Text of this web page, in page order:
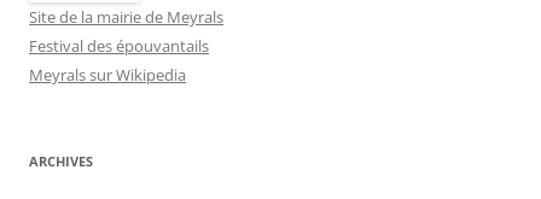
Site de la mairie de Meyrals
Festival des épouvantails
Meyrals sur Wikipedia
ARCHIVES